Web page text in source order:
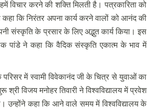
विचार करने की शक्ति मिलती है। पत्रकारिता को
कहा कि निरंतर अपना कार्य करने वालों को आनंद की
संस्कृति के प्रसार के लिए अद्भुत कार्य किया। इस
पांडे ने कहा कि वैदिक संस्कृति एकात्म के भाव में
में स्वामी विवेकानंद जी के चित्र से युवाओं का
विजय मनोहर तिवारी ने विश्वविद्यालय में प्रवेश
उन्होंने कहा कि आने वाले समय में विश्वविद्यालय के